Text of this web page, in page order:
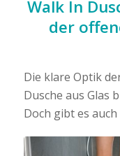
Walk In
der
Die klare Optik
Dusche aus Glas
Doch gibt es